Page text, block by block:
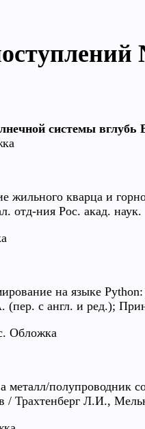
системы
кварца и
отд-ния Рос. акад. наук.
на языке
с англ. и ред.);
Обложка
металл/полупроводник
/ Трахтенберг Л.И.,